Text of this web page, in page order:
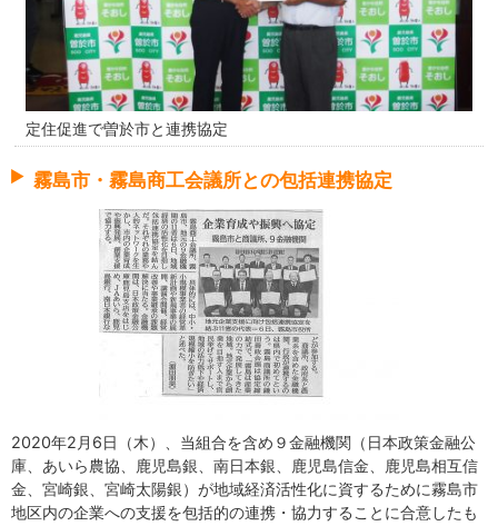
定住促進で曽於市と連携協定
霧島市・霧島商工会議所との包括連携協定
2020年2月6日（木）、当組合を含め９金融機関（日本政策金融公
庫、あいら農協、鹿児島銀、南日本銀、鹿児島信金、鹿児島相互信
金、宮崎銀、宮崎太陽銀）が地域経済活性化に資するために霧島市
地区内の企業への支援を包括的の連携・協力することに合意したも